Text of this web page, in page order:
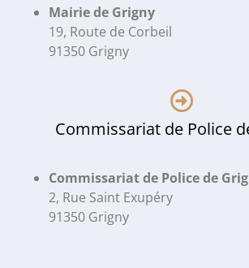
Mairie de Grigny
19, Route de Corbeil
91350 Grigny
Commissariat de Police
Commissariat de Police de
2, Rue Saint Exupéry
91350 Grigny